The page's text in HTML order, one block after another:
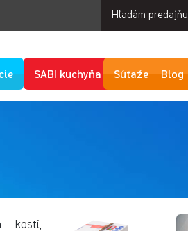
Hľadám predajňu
SABI kuchyňa Súťaže Blog
kostí,